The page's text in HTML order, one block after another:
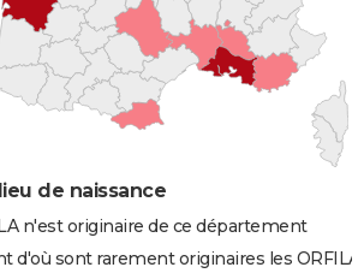
de naissance
n'est originaire de ce département
d'où sont rarement originaires les ORFILA